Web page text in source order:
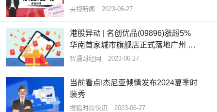
央视新闻 2023-06-27
港股异动 | 名创优品(09896)涨超5%
华南首家城市旗舰店正式落地广州 开
业当天销售额超13万元
智通财经网 2023-06-27
当前看点!杰尼亚倾情发布2024夏季时
装秀
搜狐时尚快讯 2023-06-27